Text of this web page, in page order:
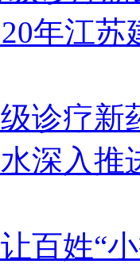
年江
诊疗新
深入推
百姓“